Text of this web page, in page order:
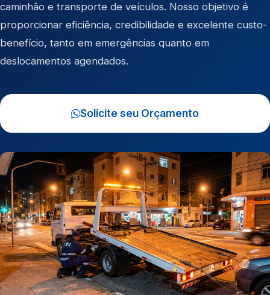
caminhão e transporte de veículos. Nosso objetivo é
proporcionar eficiência, credibilidade e excelente custo-
benefício, tanto em emergências quanto em
deslocamentos agendados.
Solicite seu Orçamento